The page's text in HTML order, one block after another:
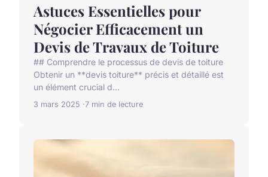
Astuces Essentielles pour
Négocier Efficacement un
Devis de Travaux de Toiture
## Comprendre le processus de devis de toiture
Obtenir un **devis toiture** précis et détaillé est
un élément crucial d...
3 mars 2025 7 min de lecture